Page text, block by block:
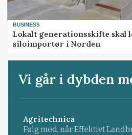
BUSINESS
Lokalt generationsskifte skal
siloimportør i Norden
Vi går i dybden
Agritechnica
Følg med, når Effektivt